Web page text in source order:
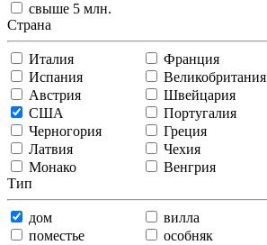
свыше 5 млн.
Страна
Италия
Франция
Испания
Великобритания
Австрия
Швейцария
США
Португалия
Черногория
Греция
Латвия
Чехия
Монако
Венгрия
Тип
дом
вилла
поместье
особняк